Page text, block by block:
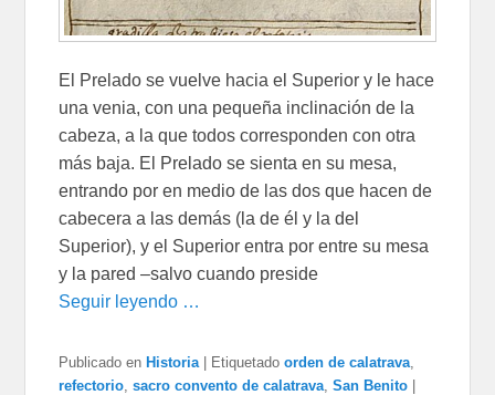
El Prelado se vuelve hacia el Superior y le hace
una venia, con una pequeña inclinación de la
cabeza, a la que todos corresponden con otra
más baja. El Prelado se sienta en su mesa,
entrando por en medio de las dos que hacen de
cabecera a las demás (la de él y la del
Superior), y el Superior entra por entre su mesa
y la pared –salvo cuando preside
Seguir leyendo …
Publicado en Historia Etiquetado orden de calatrava
refectorio ,sacro convento de calatrava ,San Benito